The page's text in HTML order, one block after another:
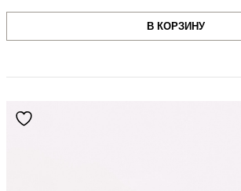
цена
составляла
В КОРЗИНУ